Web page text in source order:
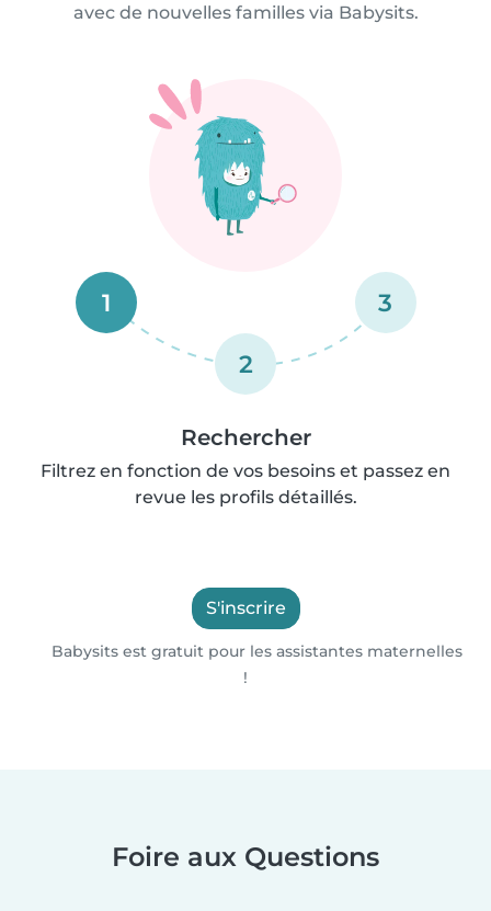
avec de nouvelles familles via Babysits.
1
2
3
Rechercher
Filtrez en fonction de vos besoins et passez en
revue les profils détaillés.
S'inscrire
Babysits est gratuit pour les assistantes maternelles
!
Foire aux Questions